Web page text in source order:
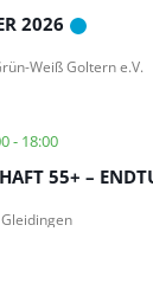
2026
Weiß Goltern e.V.
- 18:00
55+ –
Gleidingen